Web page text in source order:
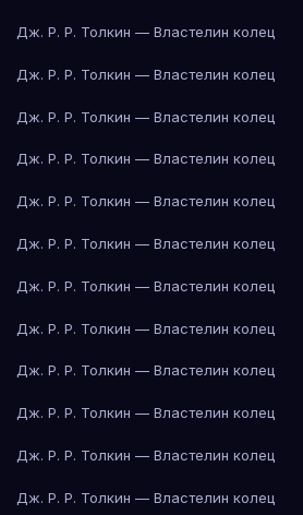
Дж. Р. Р. Толкин — Властелин колец
Дж. Р. Р. Толкин — Властелин колец
Дж. Р. Р. Толкин — Властелин колец
Дж. Р. Р. Толкин — Властелин колец
Дж. Р. Р. Толкин — Властелин колец
Дж. Р. Р. Толкин — Властелин колец
Дж. Р. Р. Толкин — Властелин колец
Дж. Р. Р. Толкин — Властелин колец
Дж. Р. Р. Толкин — Властелин колец
Дж. Р. Р. Толкин — Властелин колец
Дж. Р. Р. Толкин — Властелин колец
Дж. Р. Р. Толкин — Властелин колец